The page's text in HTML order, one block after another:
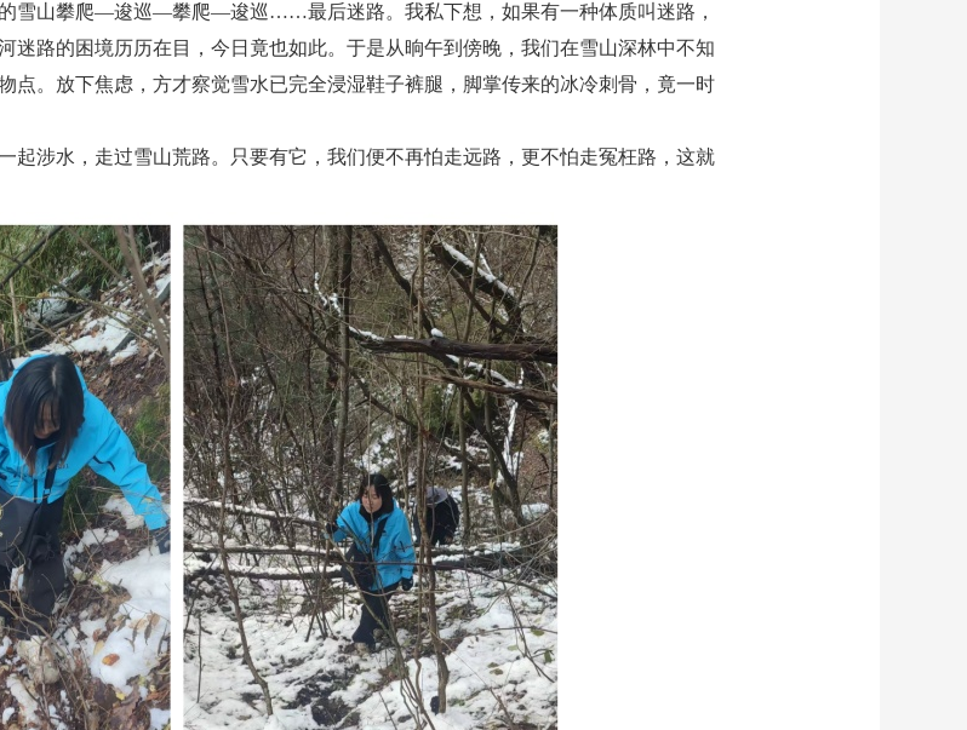
雪山攀爬—逡巡—攀爬—逡巡……最后迷路。我私下想，如果有一种体质叫迷路，
迷路的困境历历在目，今日竟也如此。于是从晌午到傍晚，我们在雪山深林中不知
点。放下焦虑，方才察觉雪水已完全浸湿鞋子裤腿，脚掌传来的冰冷刺骨，竟一时
起涉水，走过雪山荒路。只要有它，我们便不再怕走远路，更不怕走冤枉路，这就